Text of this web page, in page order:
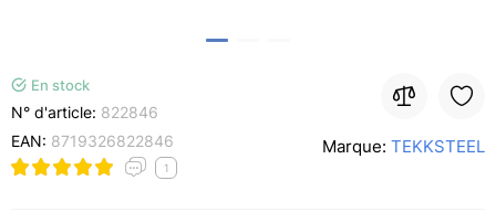
En stock
N° d'article: 822846
EAN: 8719326822846
1
Marque: TEKKSTEEL